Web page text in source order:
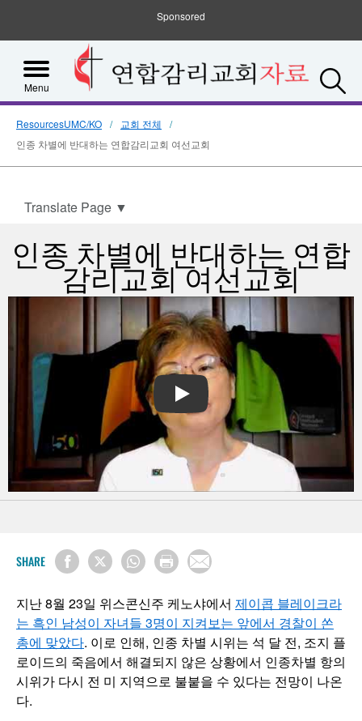
Sponsored
Menu
ResourcesUMC/KO
교회 전체
인종 차별에 반대하는 연합감리교회 여선교회
Translate Page ▼
인종 차별에 반대하는 연합
감리교회 여선교회
PLAY
SHARE
지난 8월 23일 위스콘신주 케노샤에서 제이콥 블레이크라
는 흑인 남성이 자녀들 3명이 지켜보는 앞에서 경찰이 쏜
총에 맞았다. 이로 인해, 인종 차별 시위는 석 달 전, 조지 플
로이드의 죽음에서 해결되지 않은 상황에서 인종차별 항의
시위가 다시 전 미 지역으로 불붙을 수 있다는 전망이 나온
다.